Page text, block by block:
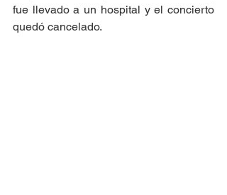
fue llevado a un hospital y el concierto
quedó cancelado.